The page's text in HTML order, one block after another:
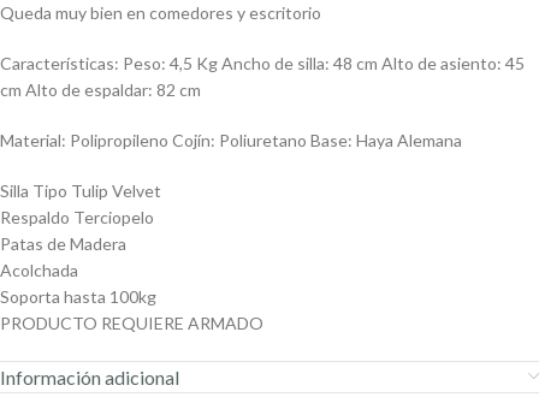
Queda muy bien en comedores y escritorio
Características: Peso: 4,5 Kg Ancho de silla: 48 cm Alto de asiento: 45
cm Alto de espaldar: 82 cm
Material: Polipropileno Cojín: Poliuretano Base: Haya Alemana
Silla Tipo Tulip Velvet
Respaldo Terciopelo
Patas de Madera
Acolchada
Soporta hasta 100kg
PRODUCTO REQUIERE ARMADO
Información adicional